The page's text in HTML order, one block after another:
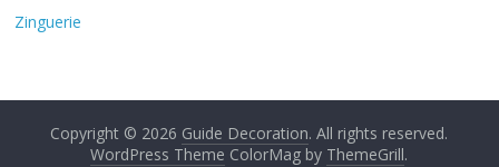
Zinguerie
Copyright © 2026 Guide Decoration. All rights reserved.
WordPress Theme ColorMag by ThemeGrill.